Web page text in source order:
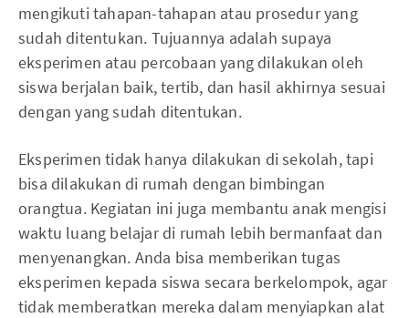
mengikuti tahapan-tahapan atau prosedur yang
sudah ditentukan. Tujuannya adalah supaya
eksperimen atau percobaan yang dilakukan oleh
siswa berjalan baik, tertib, dan hasil akhirnya sesuai
dengan yang sudah ditentukan.
Eksperimen tidak hanya dilakukan di sekolah, tapi
bisa dilakukan di rumah dengan bimbingan
orangtua. Kegiatan ini juga membantu anak mengisi
waktu luang belajar di rumah lebih bermanfaat dan
menyenangkan. Anda bisa memberikan tugas
eksperimen kepada siswa secara berkelompok, agar
tidak memberatkan mereka dalam menyiapkan alat